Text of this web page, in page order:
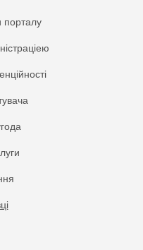
порталу